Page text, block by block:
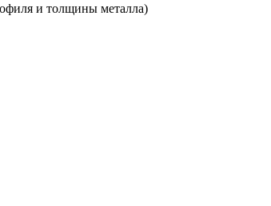
и толщины металла)